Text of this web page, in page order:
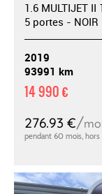
1.6 MULTIJET II
5 portes - NOIR
2019
93991 km
14 990 €